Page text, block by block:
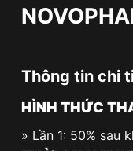
Thông tin chi
HÌNH THỨC
» Lần 1: 50% sau